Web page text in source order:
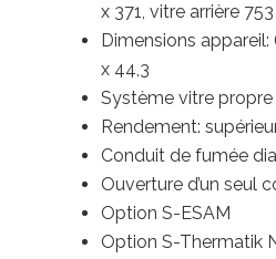
x 371, vitre arrière
Dimensions appareil:
x 44,3
Système vitre propre
Rendement:
Conduit de fumée
Ouverture d’un seul
Option S-ESAM
Option S-Thermatik